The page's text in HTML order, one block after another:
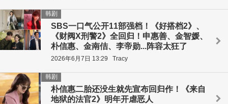
SBS一口气公开11部强档！《好搭档2》、
《财阀X刑警2》全回归！申惠善、金智媛、
朴信惠、金南佶、李帝勋...阵容太狂了
韩剧
2026年6月7日 13:29 Tracy
朴信惠二胎还没生就先宣布回归作！《来自
地狱的法官2》明年开虐恶人
韩剧